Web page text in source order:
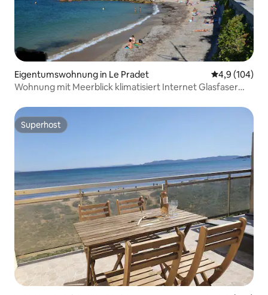
Eigentumswohnung in Le Pradet
4,9 (104)
Wohnung mit Meerblick klimatisiert Internet Glasfaser
Superhost
Superhost